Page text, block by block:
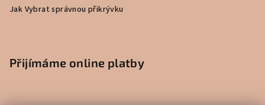
Jak Vybrat správnou přikrývku
Přijímáme online platby